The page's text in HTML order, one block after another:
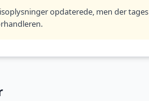
opdaterede, men der